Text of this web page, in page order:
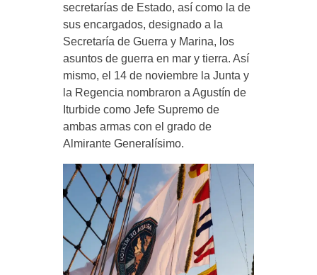
secretarías de Estado, así como la de
sus encargados, designado a la
Secretaría de Guerra y Marina, los
asuntos de guerra en mar y tierra. Así
mismo, el 14 de noviembre la Junta y
la Regencia nombraron a Agustín de
Iturbide como Jefe Supremo de
ambas armas con el grado de
Almirante Generalísimo.